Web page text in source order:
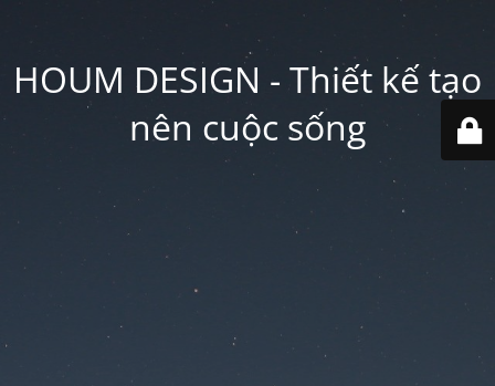
HOUM DESIGN - Thiết kế tạo
nên cuộc sống